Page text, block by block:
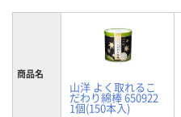
商品名
山洋 よく取れるこ
だわり綿棒 650922
1個(150本入)